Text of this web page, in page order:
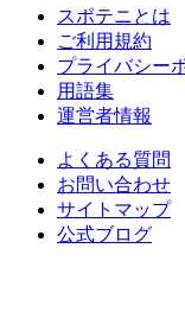
スポテニとは
ご利用規約
プライバシー
用語集
運営者情報
よくある質問
お問い合わせ
サイトマップ
公式ブログ